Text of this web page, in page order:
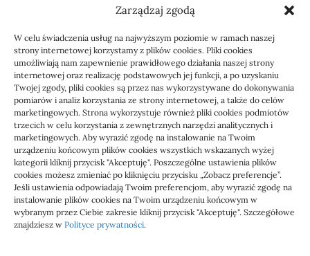
Zarządzaj zgodą
W celu świadczenia usług na najwyższym poziomie w ramach naszej
strony internetowej korzystamy z plików cookies. Pliki cookies
umożliwiają nam zapewnienie prawidłowego działania naszej strony
internetowej oraz realizację podstawowych jej funkcji, a po uzyskaniu
Twojej zgody, pliki cookies są przez nas wykorzystywane do dokonywania
pomiarów i analiz korzystania ze strony internetowej, a także do celów
marketingowych. Strona wykorzystuje również pliki cookies podmiotów
trzecich w celu korzystania z zewnętrznych narzędzi analitycznych i
marketingowych. Aby wyrazić zgodę na instalowanie na Twoim
urządzeniu końcowym plików cookies wszystkich wskazanych wyżej
kategorii kliknij przycisk "Akceptuję". Poszczególne ustawienia plików
cookies możesz zmieniać po kliknięciu przycisku „Zobacz preferencje”.
Jeśli ustawienia odpowiadają Twoim preferencjom, aby wyrazić zgodę na
instalowanie plików cookies na Twoim urządzeniu końcowym w
wybranym przez Ciebie zakresie kliknij przycisk "Akceptuję". Szczegółowe
znajdziesz w Polityce prywatności.
Usługi
Jak sprawdzić przejęcie
zaległości przez biuro
Definicja: Weryfikacja, czy nowe biuro rachunkowe
przejmie zaległości w dokumentach,…